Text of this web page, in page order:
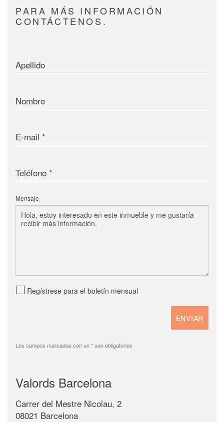
PARA MÁS INFORMACIÓN
CONTÁCTENOS.
Apellido
Nombre
E-mail
Teléfono
Mensaje
Regístrese para el boletín mensual
Los campos marcados con un * son obligatorios
Valords Barcelona
Carrer del Mestre Nicolau, 2
08021 Barcelona